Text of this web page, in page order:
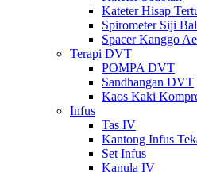
Kateter Hisap
Spirometer Siji Bal
Spacer Kanggo
Terapi DVT
POMPA DVT
Sandhangan DVT
Kaos Kaki
Infus
Tas IV
Kantong Infus
Set Infus
Kanula IV